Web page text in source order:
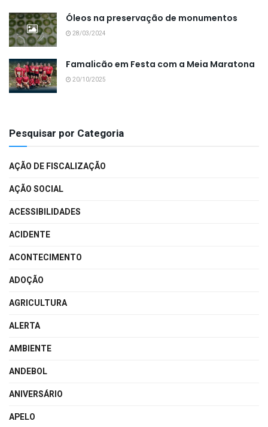
Óleos na preservação de monumentos
28/03/2024
Famalicão em Festa com a Meia Maratona
20/10/2025
Pesquisar por Categoria
AÇÃO DE FISCALIZAÇÃO
AÇÃO SOCIAL
ACESSIBILIDADES
ACIDENTE
ACONTECIMENTO
ADOÇÃO
AGRICULTURA
ALERTA
AMBIENTE
ANDEBOL
ANIVERSÁRIO
APELO